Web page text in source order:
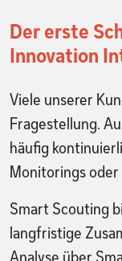
Der erste
Innovation
Viele unserer
Fragestellung.
häufig
Monitorings
Smart Scouting
langfristige